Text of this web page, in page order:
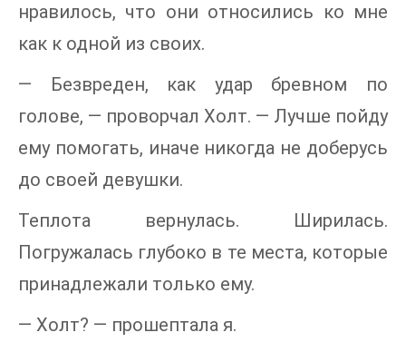
нравилось, что они относились ко мне
как к одной из своих.
— Безвреден, как удар бревном по
голове, — проворчал Холт. — Лучше пойду
ему помогать, иначе никогда не доберусь
до своей девушки.
Теплота вернулась. Ширилась.
Погружалась глубоко в те места, которые
принадлежали только ему.
— Холт? — прошептала я.